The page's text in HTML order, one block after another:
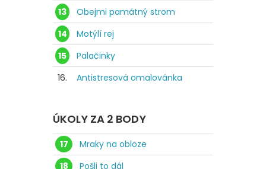
13
Obejmi památný strom
14
Motýlí rej
15
Palačinky
16.
Antistresová omalovánka
ÚKOLY ZA 2 BODY
17
Mraky na obloze
18
Pošli to dál